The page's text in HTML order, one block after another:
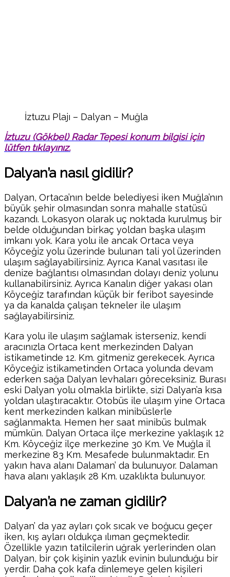
İztuzu Plajı – Dalyan – Muğla
İztuzu (Gökbel) Radar Tepesi konum bilgisi için
lütfen tıklayınız.
Dalyan’a nasıl gidilir?
Dalyan, Ortaca’nın belde belediyesi iken Muğla’nın
büyük şehir olmasından sonra mahalle statüsü
kazandı. Lokasyon olarak uç noktada kurulmuş bir
belde olduğundan birkaç yoldan başka ulaşım
imkanı yok. Kara yolu ile ancak Ortaca veya
Köyceğiz yolu üzerinde bulunan tali yol üzerinden
ulaşım sağlayabilirsiniz. Ayrıca Kanal vasıtası ile
denize bağlantısı olmasından dolayı deniz yolunu
kullanabilirsiniz. Ayrıca Kanalın diğer yakası olan
Köyceğiz tarafından küçük bir feribot sayesinde
ya da kanalda çalışan tekneler ile ulaşım
sağlayabilirsiniz.
Kara yolu ile ulaşım sağlamak isterseniz, kendi
aracınızla Ortaca kent merkezinden Dalyan
istikametinde 12. Km. gitmeniz gerekecek. Ayrıca
Köyceğiz istikametinden Ortaca yolunda devam
ederken sağa Dalyan levhaları göreceksiniz. Burası
eski Dalyan yolu olmakla birlikte, sizi Dalyan’a kısa
yoldan ulaştıracaktır. Otobüs ile ulaşım yine Ortaca
kent merkezinden kalkan minibüslerle
sağlanmakta. Hemen her saat minibüs bulmak
mümkün. Dalyan Ortaca ilçe merkezine yaklaşık 12
Km. Köyceğiz ilçe merkezine 30 Km. Ve Muğla il
merkezine 83 Km. Mesafede bulunmaktadır. En
yakın hava alanı Dalaman’ da bulunuyor. Dalaman
hava alanı yaklaşık 28 Km. uzaklıkta bulunuyor.
Dalyan’a ne zaman gidilir?
Dalyan’ da yaz ayları çok sıcak ve boğucu geçer
iken, kış ayları oldukça ılıman geçmektedir.
Özellikle yazın tatilcilerin uğrak yerlerinden olan
Dalyan, bir çok kişinin yazlık evinin bulunduğu bir
yerdir. Daha çok kafa dinlemeye gelen kişileri